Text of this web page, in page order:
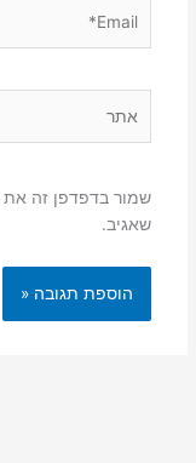
שמור בדפדפן זה
שאגיב.